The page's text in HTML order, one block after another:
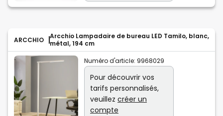
ARCCHIO
Arcchio Lampadaire de bureau LED Tamilo, blanc,
métal, 194 cm
Numéro d'article: 9968029
Pour découvrir vos
tarifs personnalisés,
veuillez créer un
compte